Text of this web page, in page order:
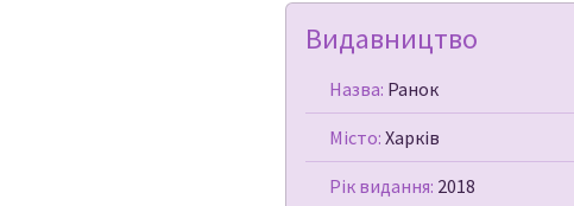
Видавництво
Назва: Ранок
Місто: Харків
Рік видання: 2018